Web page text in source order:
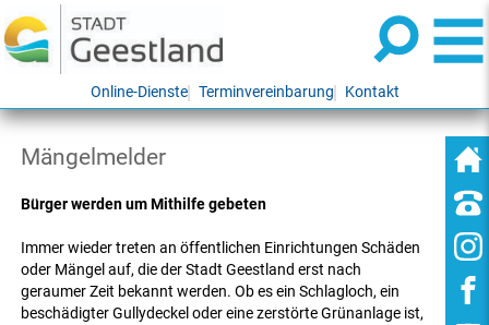
Online-Dienste Terminvereinbarung Kontakt
Mängelmelder
Bürger werden um Mithilfe gebeten
Immer wieder treten an öffentlichen Einrichtungen Schäden
oder Mängel auf, die der Stadt Geestland erst nach
geraumer Zeit bekannt werden. Ob es ein Schlagloch, ein
beschädigter Gullydeckel oder eine zerstörte Grünanlage ist,